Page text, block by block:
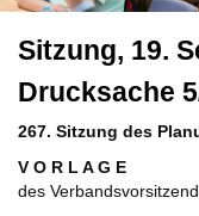
Sitzung, 19.
Drucksache
267. Sitzung des
V O R L A G E
des